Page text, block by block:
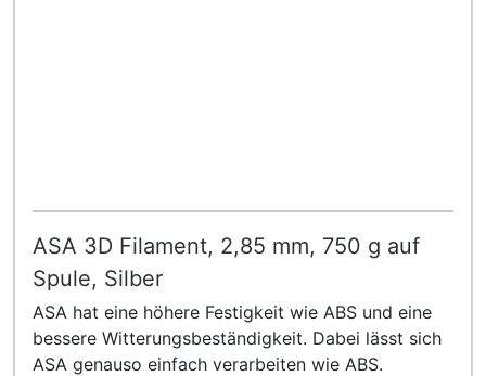
ASA 3D Filament, 2,85 mm, 750 g auf
Spule, Silber
ASA hat eine höhere Festigkeit wie ABS und eine
bessere Witterungsbeständigkeit. Dabei lässt sich
ASA genauso einfach verarbeiten wie ABS.